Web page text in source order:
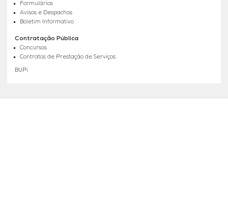
Formulários
Avisos e Despachos
Boletim Informativo
Contratação Pública
Concursos
Contratos de Prestação de Serviços
BUPi